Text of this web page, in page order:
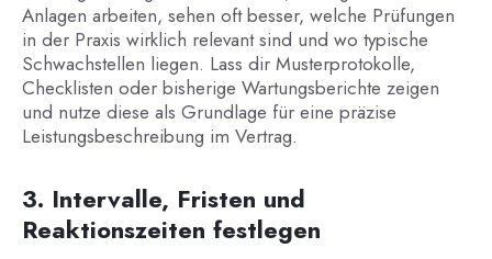
Anlagen arbeiten, sehen oft besser, welche Prüfungen
in der Praxis wirklich relevant sind und wo typische
Schwachstellen liegen. Lass dir Musterprotokolle,
Checklisten oder bisherige Wartungsberichte zeigen
und nutze diese als Grundlage für eine präzise
Leistungsbeschreibung im Vertrag.
3. Intervalle, Fristen und
Reaktionszeiten festlegen